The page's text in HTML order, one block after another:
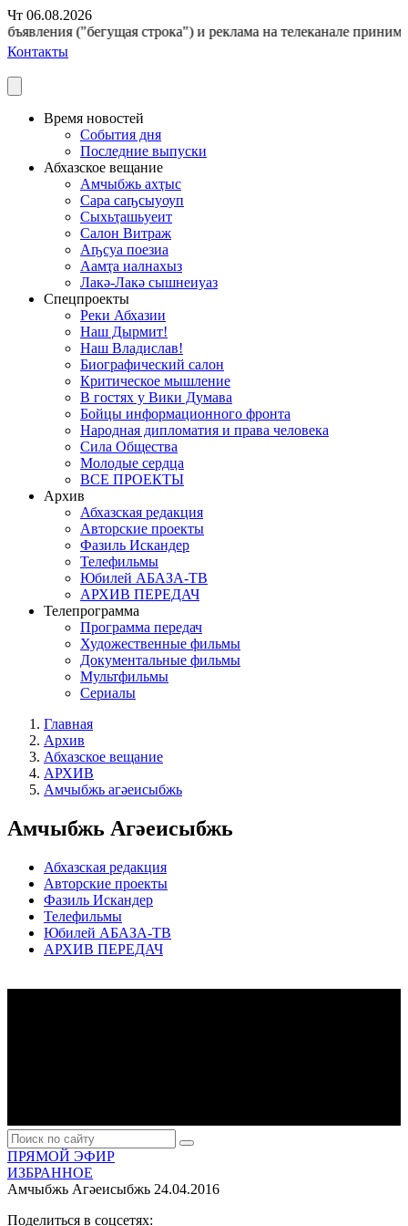
Чт 06.08.2026
("бегущая строка") и реклама на телеканале
Контакты
Время новостей
События дня
Последние выпуски
Абхазское вещание
Амчыбжь ахҭыс
Сара саҧсыуоуп
Сыхьҭашьуеит
Салон Витраж
Аҧсуа поезиа
Аамҭа иалнахыз
Лакә-Лакә сышнеиуаз
Спецпроекты
Реки Абхазии
Наш Дырмит!
Наш Владислав!
Биографический салон
Критическое мышление
В гостях у Вики Думава
Бойцы информационного фронта
Народная дипломатия и права человека
Сила Общества
Молодые сердца
ВСЕ ПРОЕКТЫ
Архив
Абхазская редакция
Авторские проекты
Фазиль Искандер
Телефильмы
Юбилей АБАЗА-ТВ
АРХИВ ПЕРЕДАЧ
Телепрограмма
Программа передач
Художественные фильмы
Документальные фильмы
Мультфильмы
Сериалы
Главная
Архив
Абхазское вещание
АРХИВ
Амчыбжь агәеисыбжь
Амчыбжь Агәеисыбжь
Абхазская редакция
Авторские проекты
Фазиль Искандер
Телефильмы
Юбилей АБАЗА-ТВ
АРХИВ ПЕРЕДАЧ
ПРЯМОЙ ЭФИР
ИЗБРАННОЕ
Амчыбжь Агәеисыбжь 24.04.2016
Поделиться в соцсетях: